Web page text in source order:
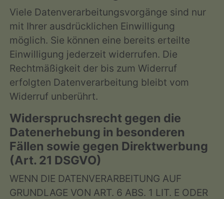
Viele Datenverarbeitungsvorgänge sind nur
mit Ihrer ausdrücklichen Einwilligung
möglich. Sie können eine bereits erteilte
Einwilligung jederzeit widerrufen. Die
Rechtmäßigkeit der bis zum Widerruf
erfolgten Datenverarbeitung bleibt vom
Widerruf unberührt.
Widerspruchsrecht gegen die
Datenerhebung in besonderen
Fällen sowie gegen Direktwerbung
(Art. 21 DSGVO)
WENN DIE DATENVERARBEITUNG AUF
GRUNDLAGE VON ART. 6 ABS. 1 LIT. E ODER